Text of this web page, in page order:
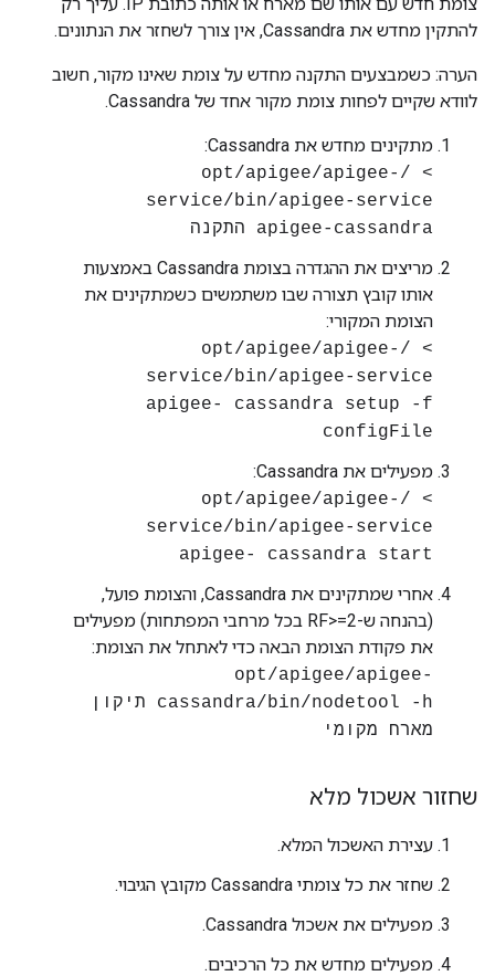
להתקין מחדש את Cassandra, אין צורך לשחזר את הנתונים.
הערה: כשמבצעים התקנה מחדש על צומת שאינו מקור, חשוב
לוודא שקיים לפחות צומת מקור אחד של Cassandra.
מתקינים מחדש את Cassandra:
> /opt/apigee/apigee-
service/bin/apigee-service
apigee-cassandra התקנה
מריצים את ההגדרה בצומת Cassandra באמצעות
אותו קובץ תצורה שבו משתמשים כשמתקינים את
הצומת המקורי:
> /opt/apigee/apigee-
service/bin/apigee-service
apigee- cassandra setup -f
configFile
מפעילים את Cassandra:
> /opt/apigee/apigee-
service/bin/apigee-service
apigee- cassandra start
אחרי שמתקינים את Cassandra, והצומת פועל,
(בהנחה ש-RF>=2 בכל מרחבי המפתחות) מפעילים
את פקודת הצומת הבאה כדי לאתחל את הצומת:
opt/apigee/apigee-
cassandra/bin/nodetool -h תיקון
מארח מקומי
שחזור אשכול מלא
עצירת האשכול המלא.
שחזר את כל צומתי Cassandra מקובץ הגיבוי.
מפעילים את אשכול Cassandra.
מפעילים מחדש את כל הרכיבים.